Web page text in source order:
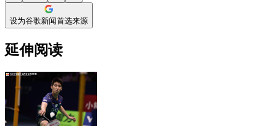
设为谷歌新闻首选来源
延伸阅读